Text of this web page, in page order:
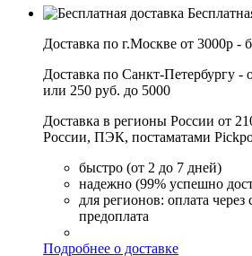
Доставка по г.Москве от 3000р -
Доставка по Санкт-Петербургу -
или 250 руб. до 5000
Доставка в регионы России от
России, ПЭК, постаматами
быстро (от 2 до 7 дней)
надежно (99% успешно
для регионов: оплата через
предоплата
Подробнее о доставке